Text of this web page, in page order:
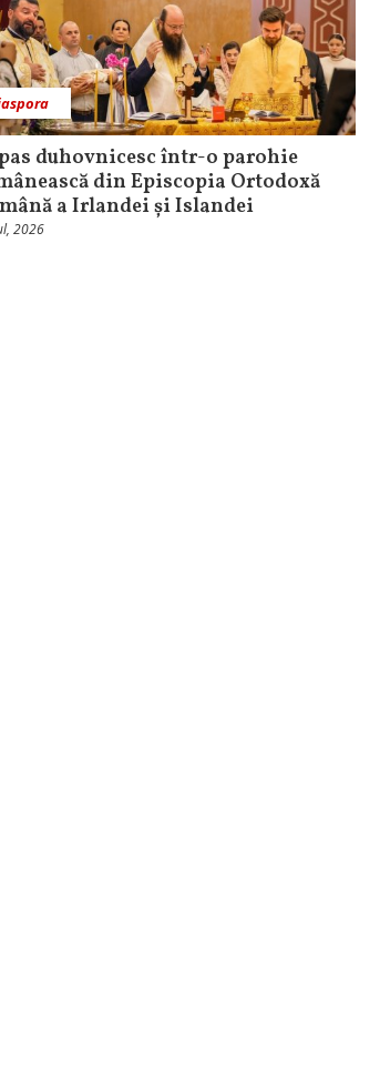
duhovnicesc într-o parohie
din Episcopia Ortodoxă
a Irlandei și Islandei
2026